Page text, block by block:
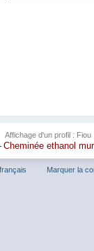
Affichage d'un profil : Fiou
Cheminée ethanol
français Marquer la